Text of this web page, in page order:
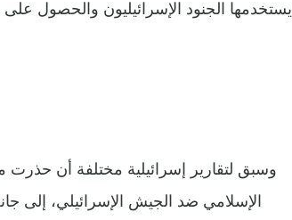
يستخدمها الجنود الإسرائيليون والحصول
وسبق لتقارير إسرائيلية مختلفة أن
الإسلامي ضد الجيش الإسرائيلي، إلى